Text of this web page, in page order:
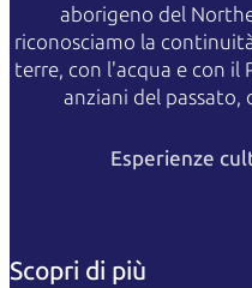
aborigeno del
riconosciamo la
terre, con l'acqua e con il
anziani del passato,
Esperienze
Scopri di più